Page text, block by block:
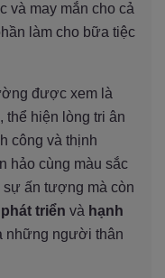
và may mắn cho cả
làm cho bữa tiệc
được xem là
, thể hiện lòng tri ân
công và thịnh
hảo cùng màu sắc
sự ấn tượng mà còn
triển và hạnh
những người thân